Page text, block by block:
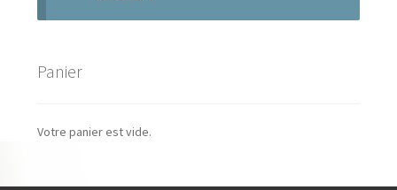
Panier
Votre panier est vide.